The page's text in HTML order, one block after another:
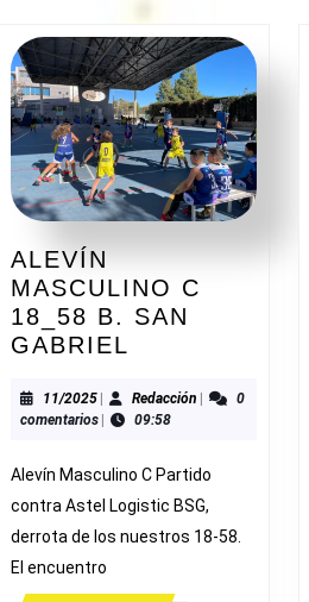
ALEVÍN
MASCULINO C
18_58 B. SAN
GABRIEL
C
18_58
SAN
GABRIEL
11/202511/2025RedacciónRedacción
0
comentarios
09:58
Alevín Masculino C Partido
contra Astel Logistic BSG,
derrota de los nuestros 18-58.
El encuentro